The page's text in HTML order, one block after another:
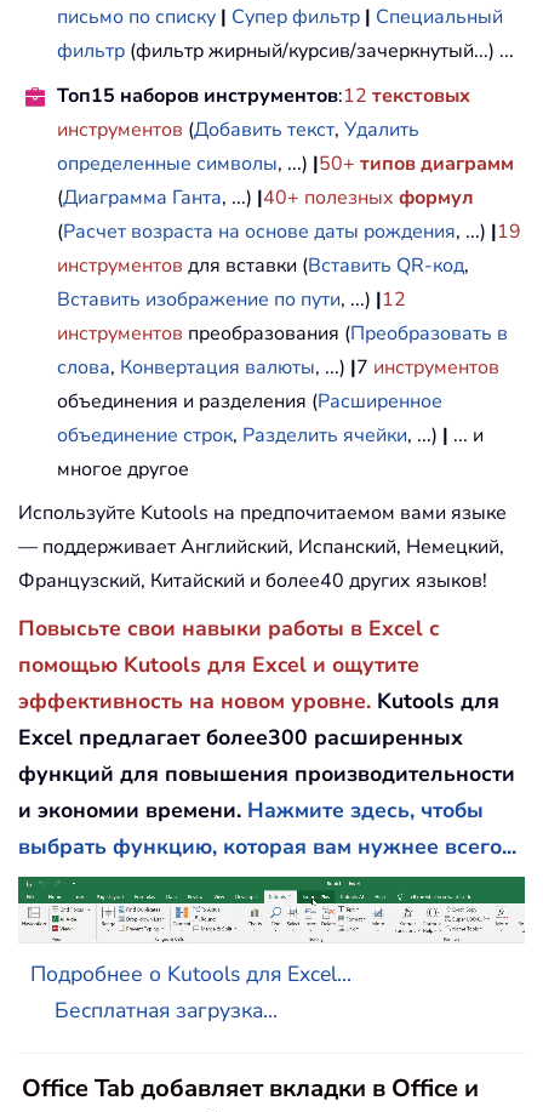
письмо по списку | Супер фильтр | Специальный
фильтр (фильтр жирный/курсив/зачеркнутый...) ...
Топ15 наборов инструментов:12 текстовых
инструментов (Добавить текст, Удалить
определенные символы, ...) |50+ типов диаграмм
(Диаграмма Ганта, ...) |40+ полезных формул
(Расчет возраста на основе даты рождения, ...) |19
инструментов для вставки (Вставить QR-код,
Вставить изображение по пути, ...) |12
инструментов преобразования (Преобразовать в
слова, Конвертация валюты, ...) |7 инструментов
объединения и разделения (Расширенное
объединение строк, Разделить ячейки, ...) | ... и
многое другое
Используйте Kutools на предпочитаемом вами языке
— поддерживает Английский, Испанский, Немецкий,
Французский, Китайский и более40 других языков!
Повысьте свои навыки работы в Excel с
помощью Kutools для Excel и ощутите
эффективность на новом уровне. Kutools для
Excel предлагает более300 расширенных
функций для повышения производительности
и экономии времени. Нажмите здесь, чтобы
выбрать функцию, которая вам нужнее всего...
Подробнее о Kutools для Excel...
Бесплатная загрузка...
Office Tab добавляет вкладки в Office и